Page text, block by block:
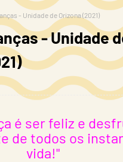
- Unidade de Orizona (2021)
- Unidade
é ser feliz e
de todos os
vida!"